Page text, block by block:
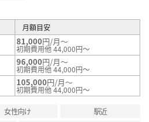
月額目安
81,000円/月～
初期費用他 44,000円～
96,000円/月～
初期費用他 44,000円～
105,000円/月～
初期費用他 44,000円～
女性向け
駅近